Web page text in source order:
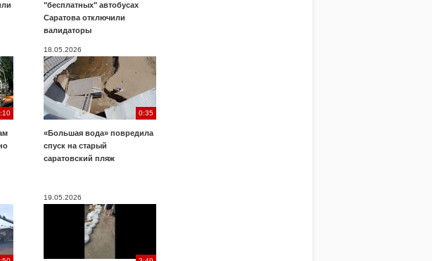
"бесплатных" автобусах
Саратова отключили
валидаторы
18.05.2026
0:35
«Большая вода» повредила
спуск на старый
саратовский пляж
19.05.2026